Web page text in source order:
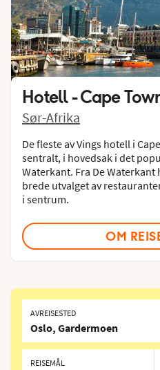
Vis bilder
Hotell -Cape
Sør-Afrika
De fleste av Vings hotell i
sentralt, i hovedsak i det
Waterkant. Fra De
brede utvalget av
i sentrum.
OM
AVREISESTED
Oslo, Gardermoen
REISEMÅL